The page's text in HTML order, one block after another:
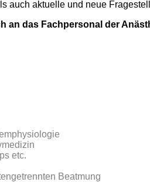
auch aktuelle und neue
an das Fachpersonal der
etc.
Beatmung